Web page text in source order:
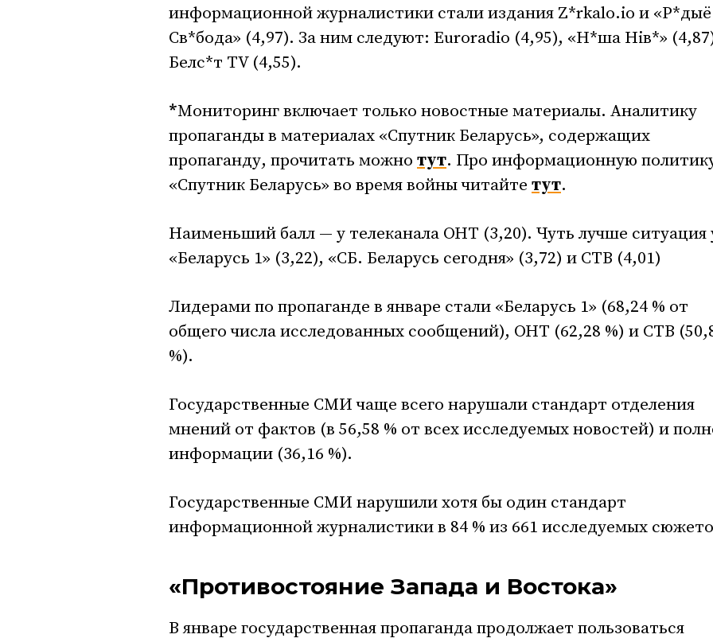
информационной журналистики стали издания Z*rkalo.io и «Р*дыё
Св*бода» (4,97). За ним следуют: Euroradio (4,95), «Н*ша Нів*»
Белс*т TV (4,55).
*Мониторинг включает только новостные материалы. Аналитику
пропаганды в материалах «Спутник Беларусь», содержащих
пропаганду, прочитать можно тут. Про информационную
«Спутник Беларусь» во время войны читайте тут.
Наименьший балл — у телеканала ОНТ (3,20). Чуть лучше ситуация
«Беларусь 1» (3,22), «СБ. Беларусь сегодня» (3,72) и СТВ (4,01)
Лидерами по пропаганде в январе стали «Беларусь 1» (68,24 % от
общего числа исследованных сообщений), ОНТ (62,28 %) и СТВ
%).
Государственные СМИ чаще всего нарушали стандарт отделения
мнений от фактов (в 56,58 % от всех исследуемых новостей) и
информации (36,16 %).
Государственные СМИ нарушили хотя бы один стандарт
информационной журналистики в 84 % из 661 исследуемых
«Противостояние Запада и Востока»
В январе государственная пропаганда продолжает пользоваться